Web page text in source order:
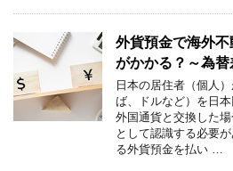
外貨預金で海外
がかかる？～為
日本の居住者（個人
ば、ドルなど）を日
外国通貨と交換した
として認識する必要
る外貨預金を払い …